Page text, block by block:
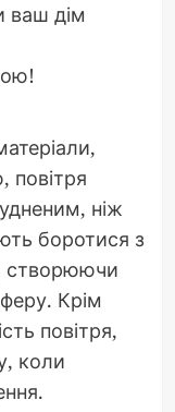
ваш дім
повітря
ніж
боротися з
створюючи
Крім
повітря,
коли